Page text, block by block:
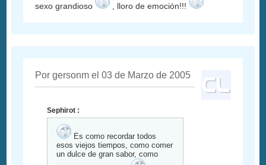
sexo grandioso
, lloro de emoción!!!
Por gersonm el 03 de Marzo de 2005
Sephirot :
Es como recordar todos
esos viejos tiempos, como comer
un dulce de gran sabor, como